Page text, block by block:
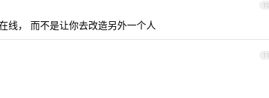
10
线， 而不是让你去改造另外一个人
11